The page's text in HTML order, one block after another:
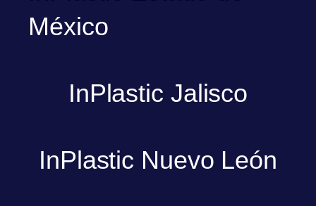
México
InPlastic Jalisco
InPlastic Nuevo León